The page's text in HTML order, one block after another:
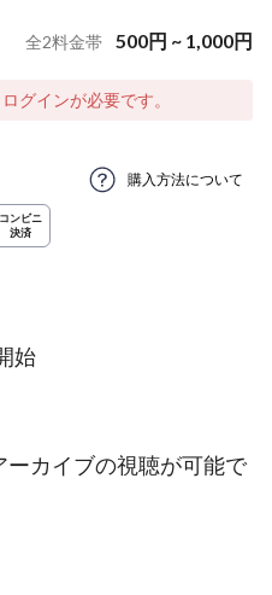
全2料金帯 500円 ~ 1,000円
グインが必要です。
購入方法について
始
カイブの視聴が可能で